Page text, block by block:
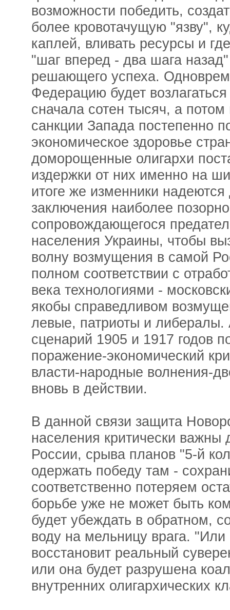
возможности победить,
более кровотачущую "язву",
каплей, вливать ресурсы и
"шаг вперед - два шага назад"
решающего успеха.
Федерацию будет
сначала сотен тысяч, а
санкции Запада постепенно
экономическое здоровье
доморощенные олигархи
издержки от них именно на
итоге же изменники
заключения наиболее
сопровождающегося
населения Украины, чтобы
волну возмущения в самой
полном соответствии с
века технологиями -
якобы справедливом
левые, патриоты и
сценарий 1905 и 1917 годов
поражение-экономический
власти-народные волнения-
вновь в действии.
В данной связи защита
населения критически
России, срыва планов "5-й
одержать победу там -
соответственно потеряем
борьбе уже не может быть
будет убеждать в обратном,
воду на мельницу врага.
восстановит реальный
или она будет разрушена
внутренних олигархических